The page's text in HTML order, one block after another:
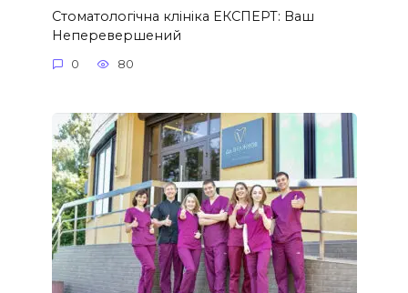
Стоматологічна клініка ЕКСПЕРТ: Ваш
Неперевершений
0 80